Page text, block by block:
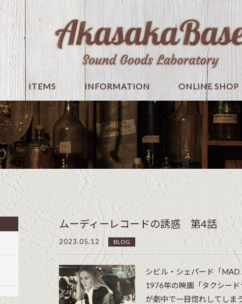
ITEMS INFORMATION ONLINE SHOP
ムーディーレコードの誘惑 第4話
2023.05.12 BLOG
シビル・シェパード「MAD
1976年の映画「タクシー
が劇中で一目惚れしてしま